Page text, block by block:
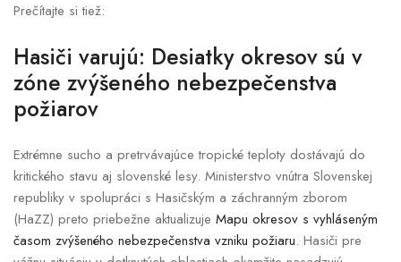
Prečítajte si tiež:
Hasiči varujú: Desiatky okresov sú v
zóne zvýšeného nebezpečenstva
požiarov
Extrémne sucho a pretrvávajúce tropické teploty dostávajú do
kritického stavu aj slovenské lesy. Ministerstvo vnútra Slovenskej
republiky v spolupráci s Hasičským a záchranným zborom
(HaZZ) preto priebežne aktualizuje Mapu okresov s vyhláseným
časom zvýšeného nebezpečenstva vzniku požiaru. Hasiči pre